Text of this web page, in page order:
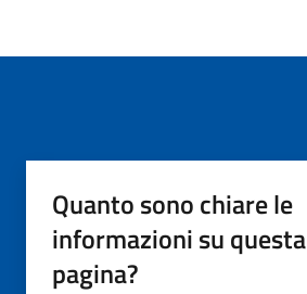
Quanto sono chiare le
informazioni su questa
pagina?